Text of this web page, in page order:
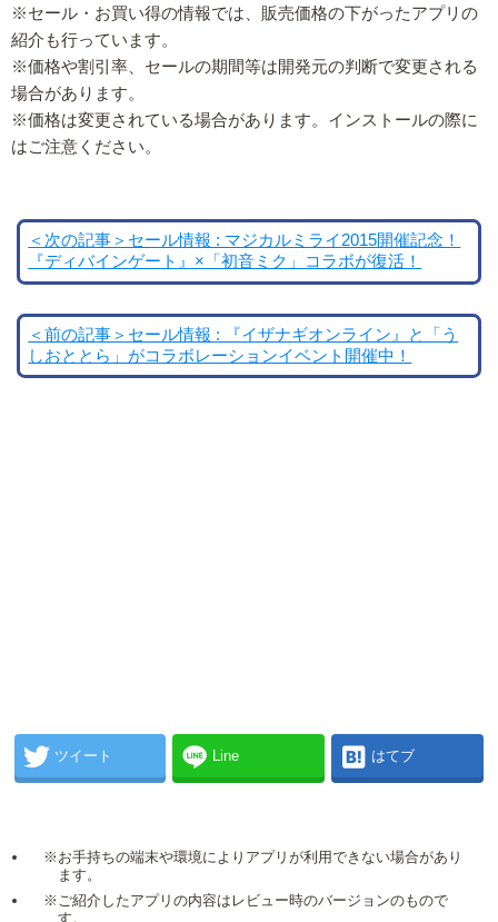
※セール・お買い得の情報では、販売価格の下がったアプリの
紹介も行っています。
※価格や割引率、セールの期間等は開発元の判断で変更される
場合があります。
※価格は変更されている場合があります。インストールの際に
はご注意ください。
＜次の記事＞セール情報 : マジカルミライ2015開催記念！
『ディバインゲート』×「初音ミク」コラボが復活！
＜前の記事＞セール情報 : 『イザナギオンライン』と「う
しおととら」がコラボレーションイベント開催中！
ツイート Line はてブ
※お手持ちの端末や環境によりアプリが利用できない場合があり
ます。
※ご紹介したアプリの内容はレビュー時のバージョンのもので
す。